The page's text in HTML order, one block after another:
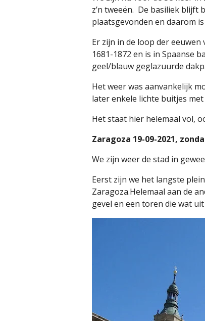
z’n tweeën. De basiliek blijft
plaatsgevonden en daarom
Er zijn in de loop der
1681-1872 en is in Spaanse
geel/blauw geglazuurde
Het weer was aanvankelijk
later enkele lichte buitjes met
Het staat hier helemaal vol,
Zaragoza 19-09-2021,
We zijn weer de stad in
Eerst zijn we het langste
Zaragoza.Helemaal aan de
gevel en een toren die wat